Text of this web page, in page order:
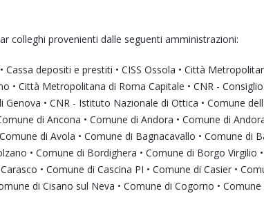
colleghi provenienti dalle seguenti amministrazioni:
depositi e prestiti • CISS Ossola • Città
Città Metropolitana di Roma Capitale • CNR -
Genova • CNR - Istituto Nazionale di Ottica • Comune
di Ancona • Comune di Andora • Comune di
di Avola • Comune di Bagnacavallo • Comune di
• Comune di Bordighera • Comune di Borgo Virgilio
• Comune di Cascina PI • Comune di Casier •
di Cisano sul Neva • Comune di Cogorno •